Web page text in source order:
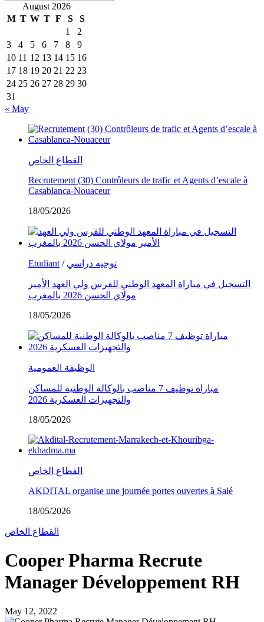
August 2026
M T W T F S
S
1
2
3
4 5 6 7 8
9
10 11 12 13 14 15 16
17 18 19 20 21 22 23
24 25 26 27 28 29 30
31
« May
القطاع الخاص
Recrutement (30) Contrôleurs de trafic et Agents d’escale à
Casablanca-Nouaceur
18/05/2026
Etudiant / توجيه دراسي
التسجيل في مباراة المعهد الوطني للفرس ولي العهد الأمير
مولاي الحسن 2026 بالمغرب
18/05/2026
الوظيفة العمومية
مباراة توظيف 7 مناصب بالوكالة الوطنية للمساكن
والتجهيزات العسكرية 2026
18/05/2026
القطاع الخاص
AKDITAL organise une journée portes ouvertes à Salé
18/05/2026
القطاع الخاص
Cooper Pharma Recrute
Manager Développement RH
May 12, 2022